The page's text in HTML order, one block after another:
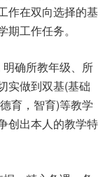
作在双向选择的基
工作任务。
确所教年级、所
实做到双基(基础
育，智育)等教学
创出本人的教学特